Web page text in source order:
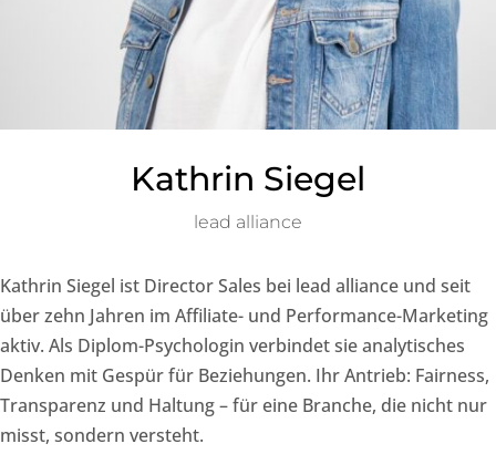
Kathrin Siegel
lead alliance
Kathrin Siegel ist Director Sales bei lead alliance und seit
über zehn Jahren im Affiliate- und Performance-Marketing
aktiv. Als Diplom-Psychologin verbindet sie analytisches
Denken mit Gespür für Beziehungen. Ihr Antrieb: Fairness,
Transparenz und Haltung – für eine Branche, die nicht nur
misst, sondern versteht.